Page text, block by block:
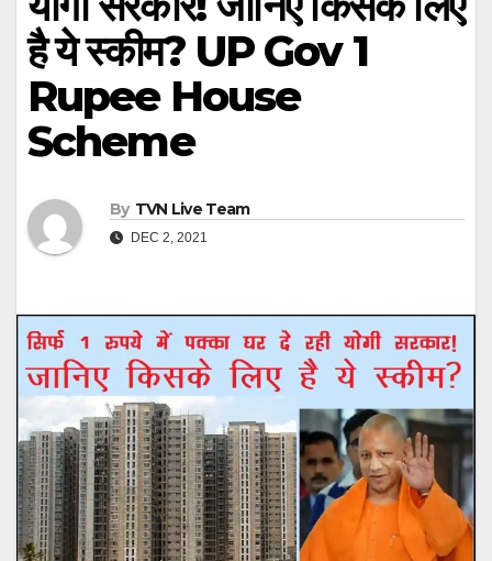
है ये स्कीम? UP Gov 1
Rupee House
Scheme
By TVN Live Team
DEC 2, 2021